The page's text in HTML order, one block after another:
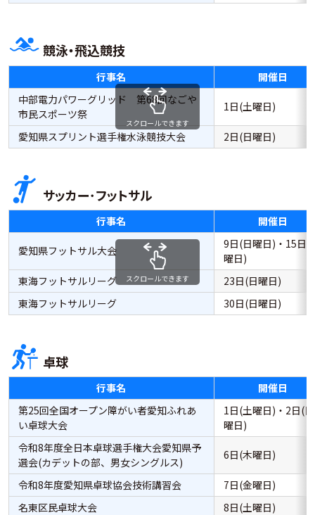
競泳・飛込競技
行事名
開催日
中部電力パワーグリッド 第68回なごや
市民スポーツ祭
1日(土曜日)
愛知県スプリント選手権水泳競技大会 2日(日曜日)
スクロールできます
サッカー･フットサル
行事名 開催日
愛知県フットサル大会
9日(日曜日)・15日(
曜日)
東海フットサルリーグ
23日(日曜日)
東海フットサルリーグ
30日(日曜日)
スクロールできます
卓球
行事名
開催日
第25回全国オープン障がい者愛知ふれあ
い卓球大会
1日(土曜日)・2日(日
曜日)
令和8年度全日本卓球選手権大会愛知県予
選会(カデットの部、男女シングルス)
6日(木曜日)
令和8年度愛知県卓球協会技術講習会
7日(金曜日)
名東区民卓球大会
8日(土曜日)